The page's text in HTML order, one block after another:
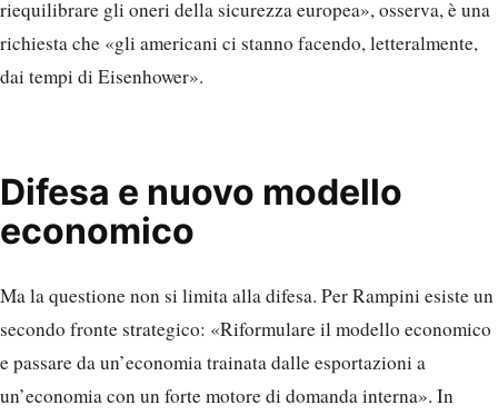
riequilibrare gli oneri della sicurezza europea», osserva, è una
richiesta che «gli americani ci stanno facendo, letteralmente,
dai tempi di Eisenhower».
Difesa e nuovo modello
economico
Ma la questione non si limita alla difesa. Per Rampini esiste un
secondo fronte strategico: «Riformulare il modello economico
e passare da un’economia trainata dalle esportazioni a
un’economia con un forte motore di domanda interna». In